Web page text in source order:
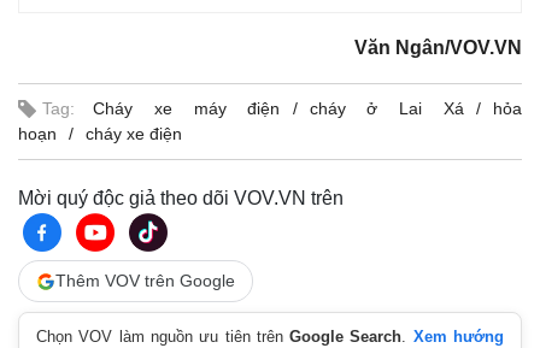
Văn Ngân/VOV.VN
Tag: Cháy xe máy điện cháy ở Lai Xá
hỏa
hoạn
cháy xe điện
Mời quý độc giả theo dõi VOV.VN trên
Thêm VOV trên Google
Chọn VOV làm nguồn ưu tiên trênGoogle Search. Xem hướng